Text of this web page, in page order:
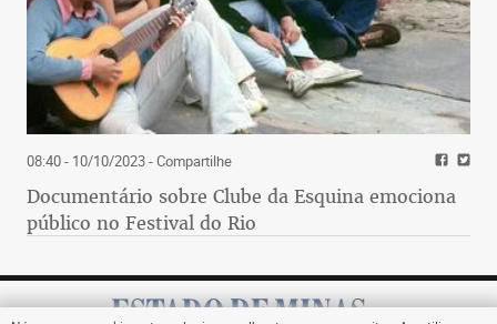
08:40 - 10/10/2023- Compartilhe
Documentário sobre Clube da Esquina emociona
público no Festival do Rio